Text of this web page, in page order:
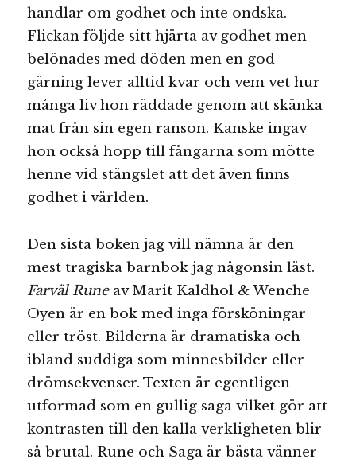
handlar om godhet och inte ondska.
Flickan följde sitt hjärta av godhet men
belönades med döden men en god
gärning lever alltid kvar och vem vet hur
många liv hon räddade genom att skänka
mat från sin egen ranson. Kanske ingav
hon också hopp till fångarna som mötte
henne vid stängslet att det även finns
godhet i världen.
Den sista boken jag vill nämna är den
mest tragiska barnbok jag någonsin läst.
Farväl Runeav Marit Kaldhol & Wenche
Oyen är en bok med inga försköningar
eller tröst. Bilderna är dramatiska och
ibland suddiga som minnesbilder eller
drömsekvenser. Texten är egentligen
utformad som en gullig saga vilket gör att
kontrasten till den kalla verkligheten blir
så brutal. Rune och Saga är bästa vänner